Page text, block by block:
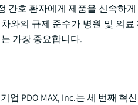
간호 환자에게 제품을 신속하
와의 규제 준수가 병원 및 의
가장 중요합니다.
업 PDO MAX, Inc.는 세 번째